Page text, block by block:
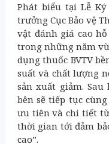
Phát biểu tại Lễ
trưởng Cục Bảo vệ
vật đánh giá cao
trong những năm
dụng thuốc BVTV
suất và chất lượng
sản xuất giảm.
bên sẽ tiếp tục
ưu tiên và chi tiết
thời gian tới đảm
cao”.